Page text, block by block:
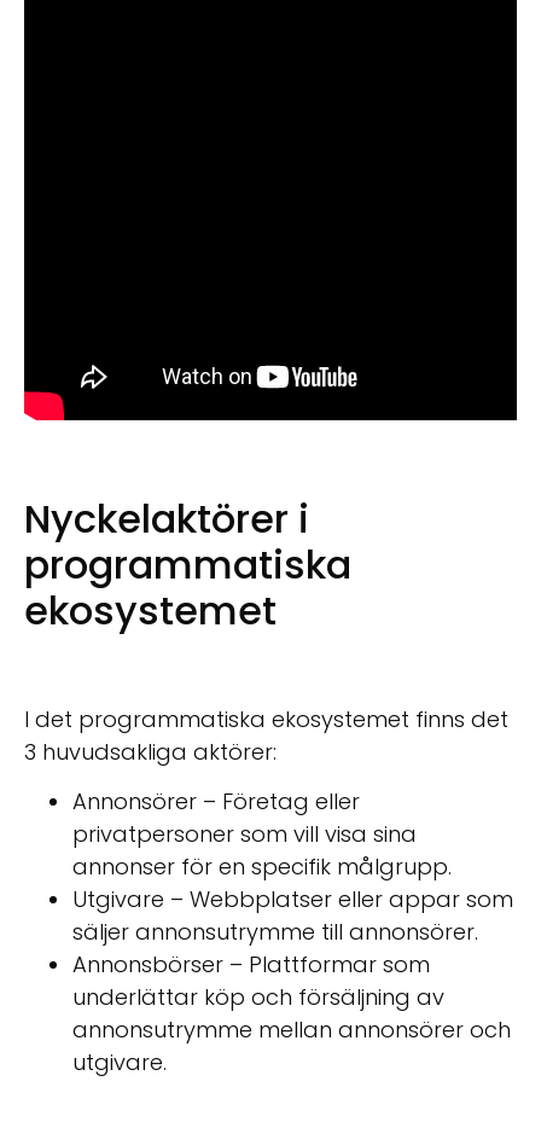
Nyckelaktörer i
programmatiska
ekosystemet
I det programmatiska ekosystemet finns det
3 huvudsakliga aktörer:
Annonsörer – Företag eller
privatpersoner som vill visa sina
annonser för en specifik målgrupp.
Utgivare – Webbplatser eller appar som
säljer annonsutrymme till annonsörer.
Annonsbörser – Plattformar som
underlättar köp och försäljning av
annonsutrymme mellan annonsörer och
utgivare.